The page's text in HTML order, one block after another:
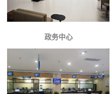
政务中心